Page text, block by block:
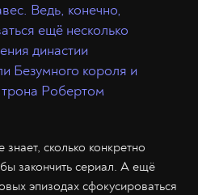
Ведь, конечно,
ещё несколько
династии
Безумного короля и
Робертом
сколько конкретно
закончить сериал. А ещё
эпизодах сфокусироваться